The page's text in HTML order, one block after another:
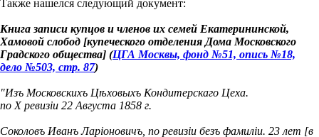
Также нашелся следующий документ:
Книга записи купцов и членов их семей Екатерининской,
Хамовой слобод [купеческого отделения Дома Московского
Градского общества] (ЦГА Москвы, фонд №51, опись №18,
дело №503, стр. 87)
"Изъ Московскихъ Цѣховыхъ Кондитерскаго Цеха.
по Х ревизіи 22 Августа 1858 г.
Соколовъ Иванъ Ларіоновичъ, по ревизіи безъ фамиліи. 23 лет [в